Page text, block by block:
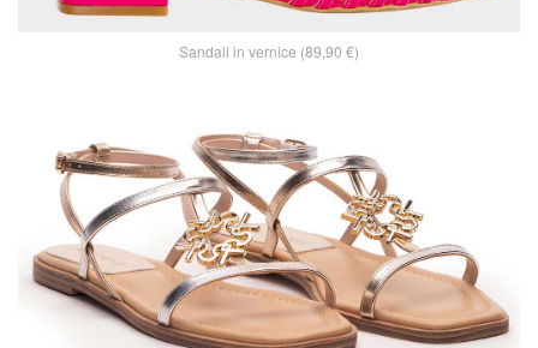
Sandali in vernice (89,90 €)